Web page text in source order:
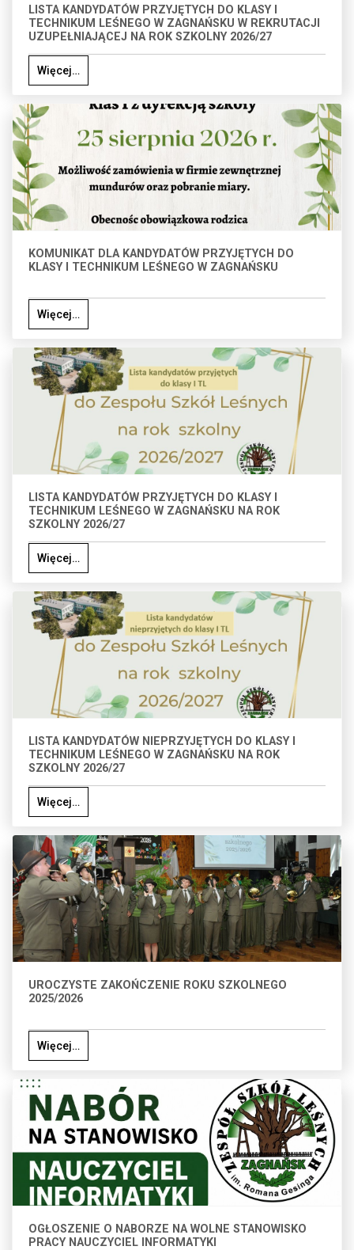
LISTA KANDYDATÓW PRZYJĘTYCH DO KLASY I
TECHNIKUM LEŚNEGO W ZAGNAŃSKU W REKRUTACJI
UZUPEŁNIAJĄCEJ NA ROK SZKOLNY 2026/27
Więcej…
KOMUNIKAT DLA KANDYDATÓW PRZYJĘTYCH DO
KLASY I TECHNIKUM LEŚNEGO W ZAGNAŃSKU
Więcej…
LISTA KANDYDATÓW PRZYJĘTYCH DO KLASY I
TECHNIKUM LEŚNEGO W ZAGNAŃSKU NA ROK
SZKOLNY 2026/27
Więcej…
LISTA KANDYDATÓW NIEPRZYJĘTYCH DO KLASY I
TECHNIKUM LEŚNEGO W ZAGNAŃSKU NA ROK
SZKOLNY 2026/27
Więcej…
UROCZYSTE ZAKOŃCZENIE ROKU SZKOLNEGO
2025/2026
Więcej…
OGŁOSZENIE O NABORZE NA WOLNE STANOWISKO
PRACY NAUCZYCIEL INFORMATYKI